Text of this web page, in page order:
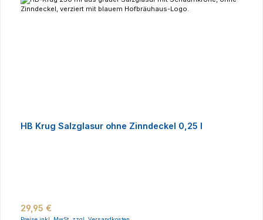
HB Krug Salzglasur ohne Zinndeckel 0,25 l
Regulärer Preis:
29,95 €